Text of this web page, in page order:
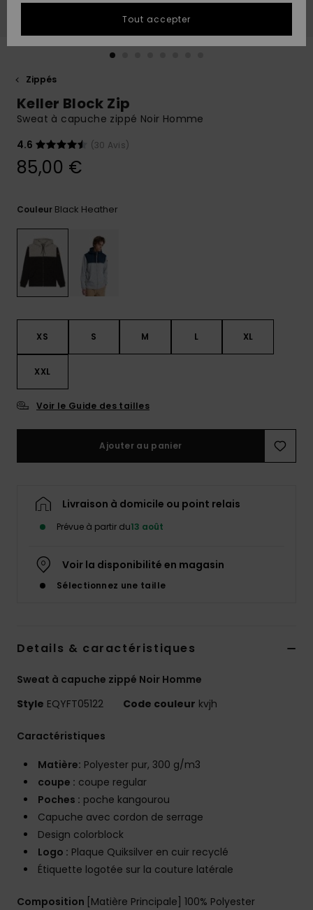
conversation
plus rapide
à votre
question.
Démarrer
des
réponses
questions
les plus
fréquentes
contact.
Consulter
la FAQ
Zippés
Keller Block Zip
Sweat à capuche zippé Noir Homme
4.6
(30 Avis)
85,00 €
Couleur Black Heather
XS S M L XL
XXL
Voir le Guide des tailles
Ajouter au panier
Livraison à domicile ou point relais
Prévue à partir du13 août
Voir la disponibilité en magasin
Sélectionnez une taille
Details & caractéristiques
Sweat à capuche zippé Noir Homme
Style EQYFT05122 Code couleur kvjh
Caractéristiques
Matière: Polyester pur, 300 g/m3
coupe : coupe regular
Poches : poche kangourou
Capuche avec cordon de serrage
Design colorblock
Logo : Plaque Quiksilver en cuir recyclé
Étiquette logotée sur la couture latérale
Composition [Matière Principale] 100% Polyester
Tout accepter